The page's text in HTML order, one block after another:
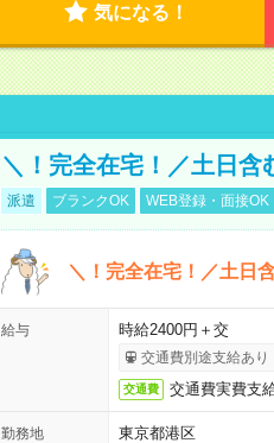
気になる！
＼！完全在宅！／土日含
派遣 ブランクOK WEB登録・面接OK
＼！完全在宅！／土日
給与 時給2400円＋交
交通費別途支給あり
交通費 交通費実費支
勤務地
東京都港区